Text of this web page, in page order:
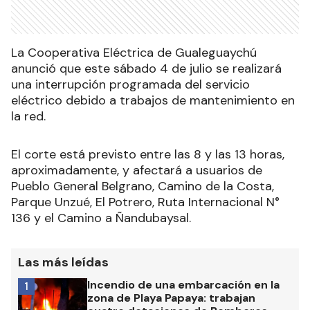
La Cooperativa Eléctrica de Gualeguaychú
anunció que este sábado 4 de julio se realizará
una interrupción programada del servicio
eléctrico debido a trabajos de mantenimiento en
la red.
El corte está previsto entre las 8 y las 13 horas,
aproximadamente, y afectará a usuarios de
Pueblo General Belgrano, Camino de la Costa,
Parque Unzué, El Potrero, Ruta Internacional N°
136 y el Camino a Ñandubaysal.
Las más leídas
Incendio de una embarcación en la
zona de Playa Papaya: trabajan
1